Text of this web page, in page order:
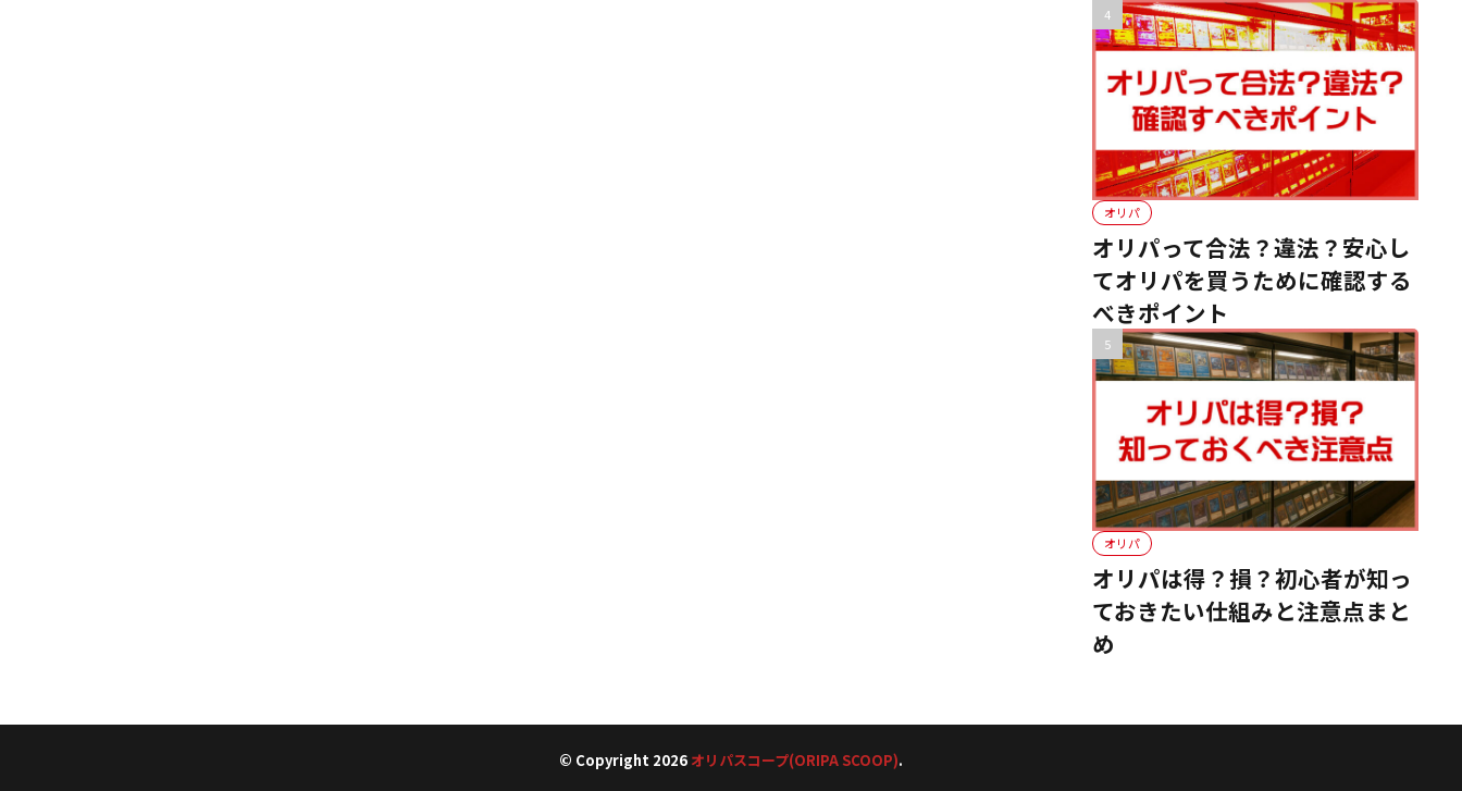
オリパ
オリパって合法？違法？安心し
てオリパを買うために確認する
べきポイント
オリパ
オリパは得？損？初心者が知っ
ておきたい仕組みと注意点まと
め
© Copyright 2026 オリパスコープ(ORIPA SCOOP).